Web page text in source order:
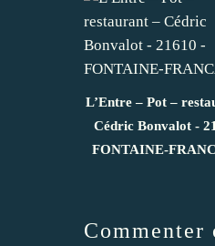
L’Entre – Pot –
Cédric Bonvalot -
FONTAINE-